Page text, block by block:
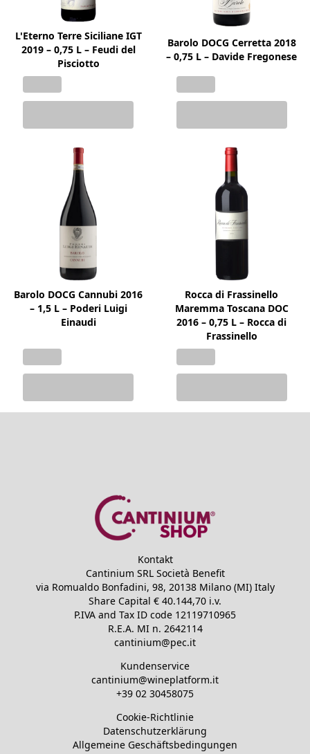
L'Eterno Terre Siciliane IGT
2019 – 0,75 L – Feudi del
Pisciotto
Barolo DOCG Cerretta 2018
– 0,75 L – Davide Fregonese
Barolo DOCG Cannubi 2016
– 1,5 L – Poderi Luigi
Einaudi
Rocca di Frassinello
Maremma Toscana DOC
2016 – 0,75 L – Rocca di
Frassinello
Kontakt
Cantinium SRL Società Benefit
via Romualdo Bonfadini, 98, 20138 Milano (MI) Italy
Share Capital € 40.144,70 i.v.
P.IVA and Tax ID code 12119710965
R.E.A. MI n. 2642114
cantinium@pec.it
Kundenservice
cantinium@wineplatform.it
+39 02 30458075
Cookie-Richtlinie
Datenschutzerklärung
Allgemeine Geschäftsbedingungen